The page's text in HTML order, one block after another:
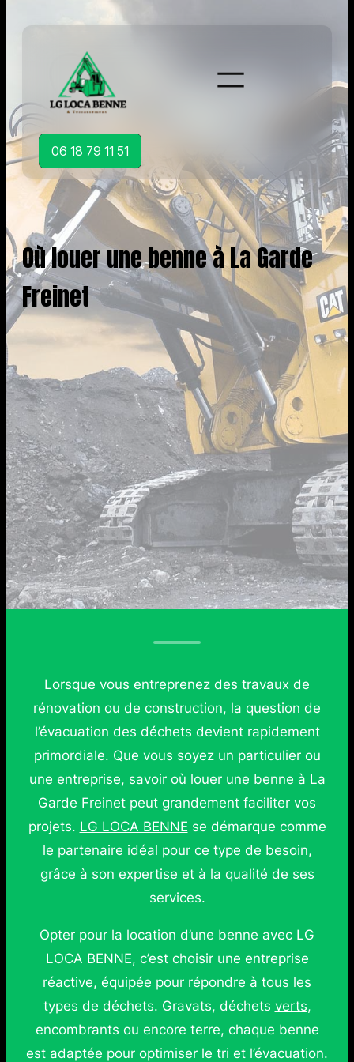
06 18 79 11 51
Où louer une benne à La Garde
Freinet
Lorsque vous entreprenez des travaux de
rénovation ou de construction, la question de
l’évacuation des déchets devient rapidement
primordiale. Que vous soyez un particulier ou
une entreprise, savoir où louer une benne à La
Garde Freinet peut grandement faciliter vos
projets. LG LOCA BENNE se démarque comme
le partenaire idéal pour ce type de besoin,
grâce à son expertise et à la qualité de ses
services.
Opter pour la location d’une benne avec LG
LOCA BENNE, c’est choisir une entreprise
réactive, équipée pour répondre à tous les
types de déchets. Gravats, déchets verts,
encombrants ou encore terre, chaque benne
est adaptée pour optimiser le tri et l’évacuation.